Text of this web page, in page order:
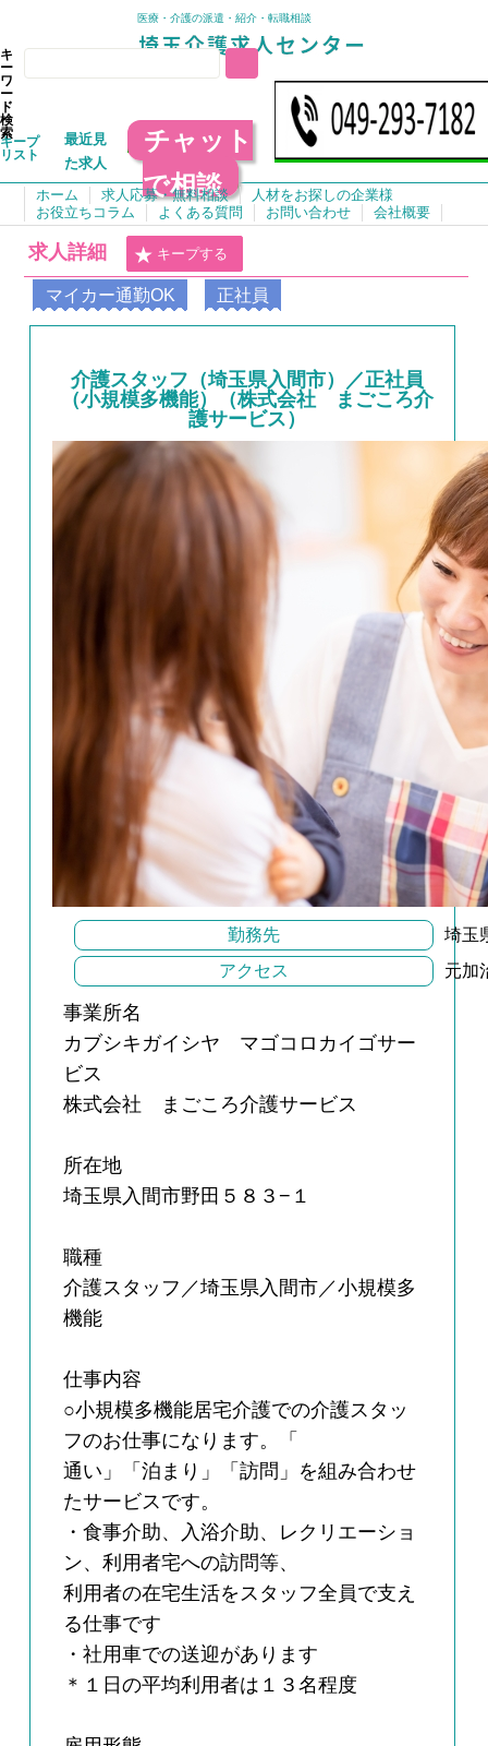
医療・介護の派遣・紹介・転職相談
キ
ー
ワ
ー
ド
検
索
キープ
リスト
最近見
た求人
チャット
で相談
ホーム 求人応募・無料相談
人材をお探しの企業様
お役立ちコラム
よくある質問 お問い合わせ 会社概要
求人詳細 キープする
マイカー通勤OK 正社員
介護スタッフ（埼玉県入間市）／正社員
（小規模多機能）（株式会社 まごころ介
護サービス）
勤務先
埼玉
アクセス
元加
事業所名
カブシキガイシヤ マゴコロカイゴサー
ビス
株式会社 まごころ介護サービス
所在地
埼玉県入間市野田５８３−１
職種
介護スタッフ／埼玉県入間市／小規模多
機能
仕事内容
○小規模多機能居宅介護での介護スタッ
フのお仕事になります。「
通い」「泊まり」「訪問」を組み合わせ
たサービスです。
・食事介助、入浴介助、レクリエーショ
ン、利用者宅への訪問等、
利用者の在宅生活をスタッフ全員で支え
る仕事です
・社用車での送迎があります
＊１日の平均利用者は１３名程度